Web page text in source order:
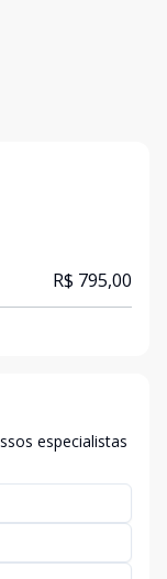
R$ 795,00
especialistas